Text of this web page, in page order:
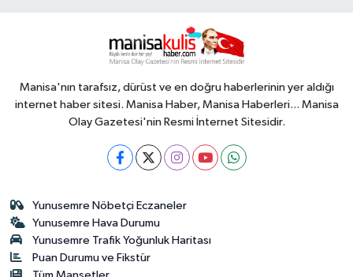
Manisa'nın tarafsız, dürüst ve en doğru haberlerinin yer aldığı
internet haber sitesi. Manisa Haber, Manisa Haberleri... Manisa
Olay Gazetesi'nin Resmi İnternet Sitesidir.
Yunusemre Nöbetçi Eczaneler
Yunusemre Hava Durumu
Yunusemre Trafik Yoğunluk Haritası
Puan Durumu ve Fikstür